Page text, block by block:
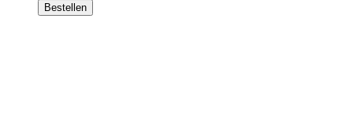
Bestellen